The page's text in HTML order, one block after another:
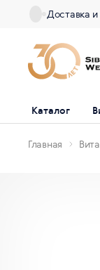
Доставка и
Каталог
Главная